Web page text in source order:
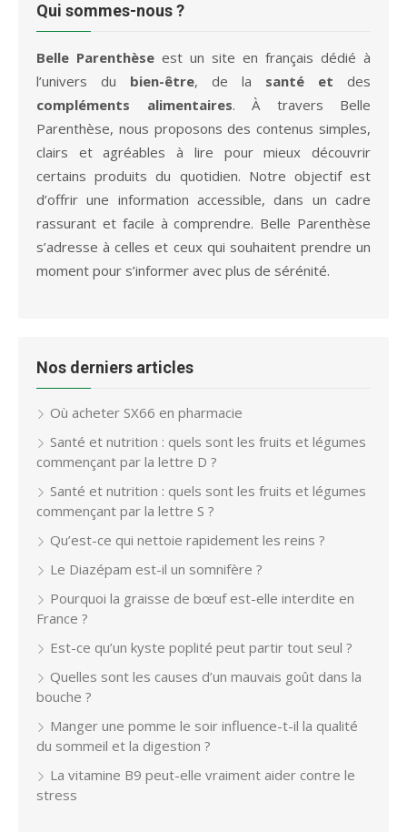
Qui sommes-nous ?
Belle Parenthèse est un site en français dédié à
l’univers du bien-être, de la santé et des
compléments alimentaires. À travers Belle
Parenthèse, nous proposons des contenus simples,
clairs et agréables à lire pour mieux découvrir
certains produits du quotidien. Notre objectif est
d’offrir une information accessible, dans un cadre
rassurant et facile à comprendre. Belle Parenthèse
s’adresse à celles et ceux qui souhaitent prendre un
moment pour s’informer avec plus de sérénité.
Nos derniers articles
Où acheter SX66 en pharmacie
Santé et nutrition : quels sont les fruits et légumes
commençant par la lettre D ?
Santé et nutrition : quels sont les fruits et légumes
commençant par la lettre S ?
Qu’est-ce qui nettoie rapidement les reins ?
Le Diazépam est-il un somnifère ?
Pourquoi la graisse de bœuf est-elle interdite en
France ?
Est-ce qu’un kyste poplité peut partir tout seul ?
Quelles sont les causes d’un mauvais goût dans la
bouche ?
Manger une pomme le soir influence-t-il la qualité
du sommeil et la digestion ?
La vitamine B9 peut-elle vraiment aider contre le
stress